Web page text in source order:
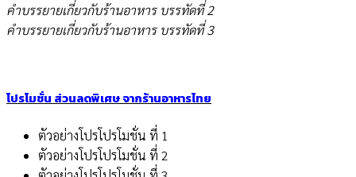
คำบรรยายเกี่ยวกับร้านอาหาร บรรทัดที่ 2
คำบรรยายเกี่ยวกับร้านอาหาร บรรทัดที่ 3
โปรโมชั่น ส่วนลดพิเศษ จากร้านอาหารไทย
ตัวอย่างโปรโปรโมชั่น ที่ 1
ตัวอย่างโปรโปรโมชั่น ที่ 2